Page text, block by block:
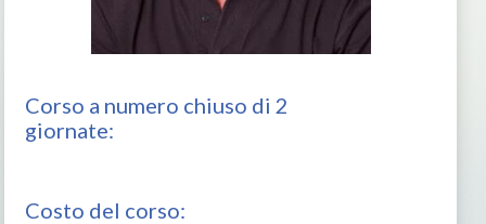
Corso a numero chiuso di 2
giornate:
Costo del corso: